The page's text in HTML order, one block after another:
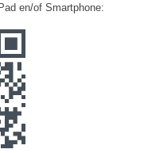
en/of Smartphone: